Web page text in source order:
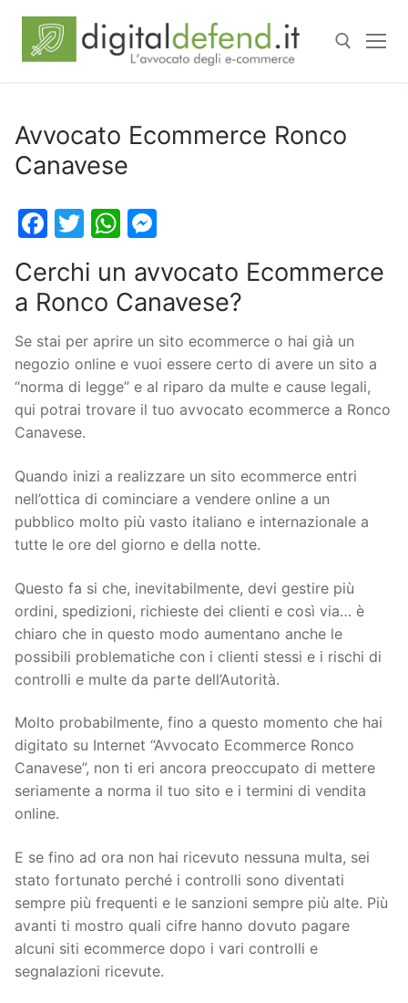
Avvocato Ecommerce Ronco
Canavese
Facebook
TwitterWhatsApp
Cerchi un avvocato Ecommerce
a Ronco Canavese?
Se stai per aprire un sito ecommerce o hai già un
negozio online e vuoi essere certo di avere un sito a
“norma di legge” e al riparo da multe e cause legali,
qui potrai trovare il tuo avvocato ecommerce a Ronco
Canavese.
Quando inizi a realizzare un sito ecommerce entri
nell’ottica di cominciare a vendere online a un
pubblico molto più vasto italiano e internazionale a
tutte le ore del giorno e della notte.
Questo fa si che, inevitabilmente, devi gestire più
ordini, spedizioni, richieste dei clienti e così via… è
chiaro che in questo modo aumentano anche le
possibili problematiche con i clienti stessi e i rischi di
controlli e multe da parte dell’Autorità.
Molto probabilmente, fino a questo momento che hai
digitato su Internet “Avvocato Ecommerce Ronco
Canavese”, non ti eri ancora preoccupato di mettere
seriamente a norma il tuo sito e i termini di vendita
online.
E se fino ad ora non hai ricevuto nessuna multa, sei
stato fortunato perché i controlli sono diventati
sempre più frequenti e le sanzioni sempre più alte. Più
avanti ti mostro quali cifre hanno dovuto pagare
alcuni siti ecommerce dopo i vari controlli e
segnalazioni ricevute.